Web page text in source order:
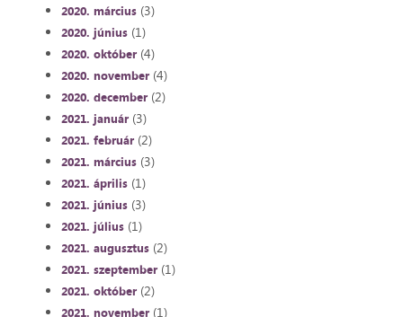
2020. március(3)
2020. június(1)
2020. október(4)
2020. november(4)
2020. december(2)
2021. január(3)
2021. február(2)
2021. március(3)
2021. április(1)
2021. június(3)
2021. július(1)
2021. augusztus(2)
2021. szeptember(1)
2021. október(2)
2021. november(1)